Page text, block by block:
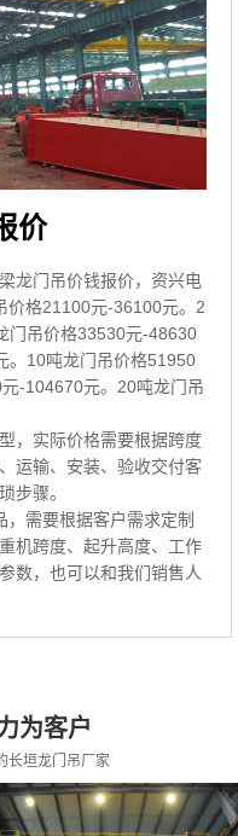
价
龙门吊价钱报价，资兴电
价格21100元-36100元。2
门吊价格33530元-48630
。10吨龙门吊价格51950
-104670元。20吨龙门吊
，实际价格需要根据跨度
运输、安装、验收交付客
步骤。
需要根据客户需求定制
机跨度、起升高度、工作
数，也可以和我们销售人
为客户
长垣龙门吊厂家